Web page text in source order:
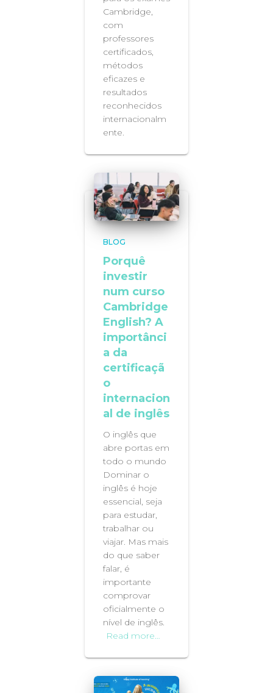
Cambridge,
com
professores
certificados,
métodos
eficazes e
resultados
reconhecidos
internacionalm
ente.
BLOG
Porquê
investir
num curso
Cambridge
English? A
importânci
a da
certificaçã
o
internacion
al de inglês
O inglês que
abre portas em
todo o mundo
Dominar o
inglês é hoje
essencial, seja
para estudar,
trabalhar ou
viajar. Mas mais
do que saber
falar, é
importante
comprovar
oficialmente o
nível de inglês.
Read more…